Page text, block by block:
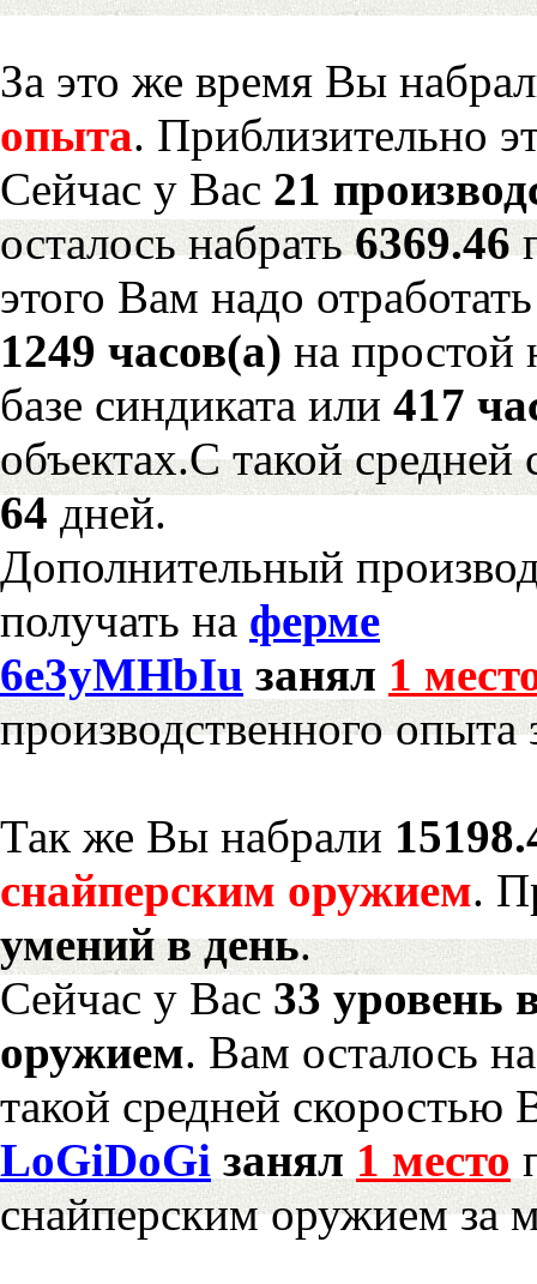
За это же время Вы
опыта. Приблизительно
Сейчас у Вас 21
осталось набрать6369.46
этого Вам надо отработать
1249 часов(а) на
базе синдиката или 417
объектах.С такой средней
64дней.
Дополнительный
получать на ферме
6e3yMHbIu занял 1
производственного опыта
Так же Вы набрали
снайперским оружием.
умений в день.
Сейчас у Вас 33 уровень
оружием. Вам осталось
такой средней скоростью
LoGiDoGi занял 1 место
снайперским оружием за